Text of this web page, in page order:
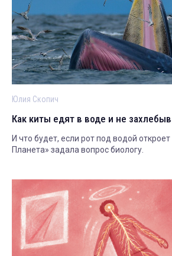
Юлия Скопич
Как киты едят в воде и не
И что будет, если рот под водой
Планета» задала вопрос биологу.